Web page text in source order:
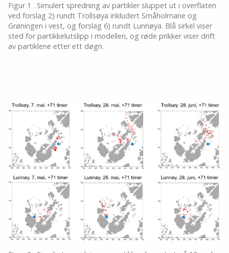
Figur 1 . Simulert spredning av partikler sluppet ut i overflaten
ved forslag 2) rundt Trollsøya inkludert Småholmane og
Grøningen i vest, og forslag 6) rundt Lunnøya. Blå sirkel viser
sted for partikkelutslipp i modellen, og røde prikker viser drift
av partiklene etter ett døgn.